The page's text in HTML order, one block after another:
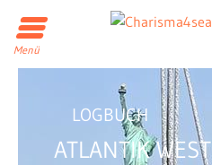
Menü
LOGBUCH
ATLANTIK WEST